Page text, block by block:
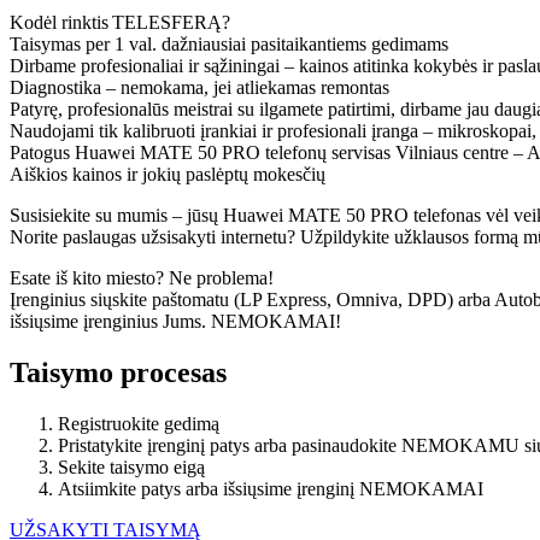
Kodėl rinktis TELESFERĄ?
Taisymas per 1 val. dažniausiai pasitaikantiems gedimams
Dirbame profesionaliai ir sąžiningai – kainos atitinka kokybės ir
Diagnostika – nemokama, jei atliekamas remontas
Patyrę, profesionalūs meistrai su ilgamete patirtimi, dirbame jau
Naudojami tik kalibruoti įrankiai ir profesionali įranga –
Patogus Huawei MATE 50 PRO telefonų servisas Vilniaus centre –
Aiškios kainos ir jokių paslėptų mokesčių
Susisiekite su mumis – jūsų Huawei MATE 50 PRO telefonas vėl
Norite paslaugas užsisakyti internetu? Užpildykite užklausos formą
Esate iš kito miesto? Ne problema!
Įrenginius siųskite paštomatu (LP Express, Omniva, DPD) arba
išsiųsime įrenginius Jums. NEMOKAMAI!
Taisymo procesas
Registruokite gedimą
Pristatykite įrenginį patys arba pasinaudokite NEMOKAMU
Sekite taisymo eigą
Atsiimkite patys arba išsiųsime įrenginį NEMOKAMAI
UŽSAKYTI TAISYMĄ